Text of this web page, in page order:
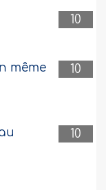
10
10
même
10